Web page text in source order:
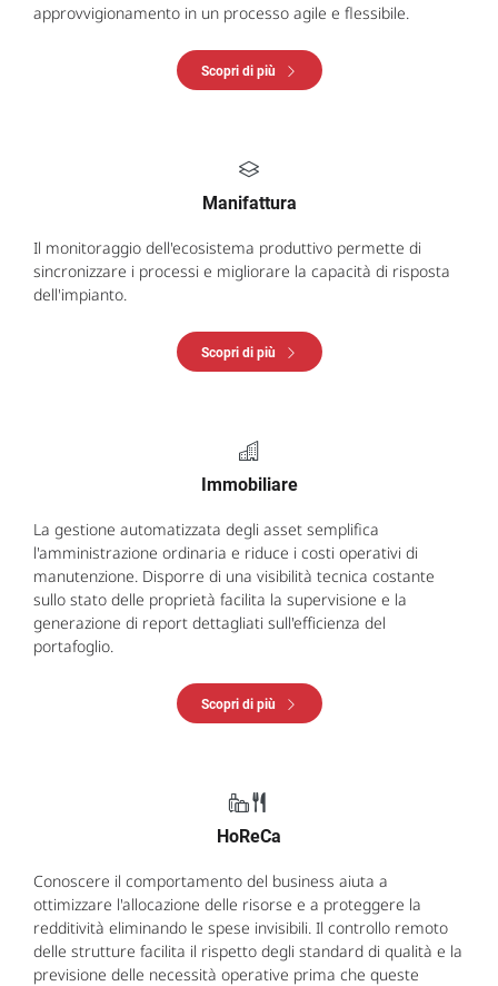
approvvigionamento in un processo agile e flessibile.
Scopri di più
Manifattura
Il monitoraggio dell'ecosistema produttivo permette di
sincronizzare i processi e migliorare la capacità di risposta
dell'impianto.
Scopri di più
Immobiliare
La gestione automatizzata degli asset semplifica
l'amministrazione ordinaria e riduce i costi operativi di
manutenzione. Disporre di una visibilità tecnica costante
sullo stato delle proprietà facilita la supervisione e la
generazione di report dettagliati sull'efficienza del
portafoglio.
Scopri di più
HoReCa
Conoscere il comportamento del business aiuta a
ottimizzare l'allocazione delle risorse e a proteggere la
redditività eliminando le spese invisibili. Il controllo remoto
delle strutture facilita il rispetto degli standard di qualità e la
previsione delle necessità operative prima che queste